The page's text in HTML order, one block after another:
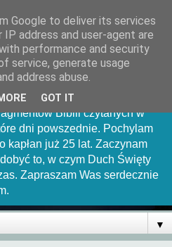
sługa Twój
stronce. Chciałbym uchwycić
Biblii czytanych w
dni powszednie. Pochylam
kapłan już 25 lat. Zaczynam
to, w czym Duch Święty
Zapraszam Was serdecznie
▼
Google to deliver its services
address and user-agent are
performance and security
service, generate usage
address abuse.
GOT IT